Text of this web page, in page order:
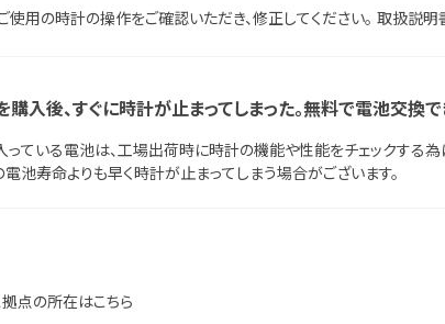
用の時計の操作をご確認いただき、修正してください。 取扱説明
入後、すぐに時計が止まってしまった。無料で電池交換で
ている電池は、工場出荷時に時計の機能や性能をチェックする
池寿命よりも早く時計が止まってしまう場合がございます。
点の所在はこちら